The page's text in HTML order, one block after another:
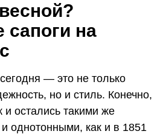
сапоги на
— это не только
но и стиль. Конечно,
и остались такими же
однотонными, как и в 1851